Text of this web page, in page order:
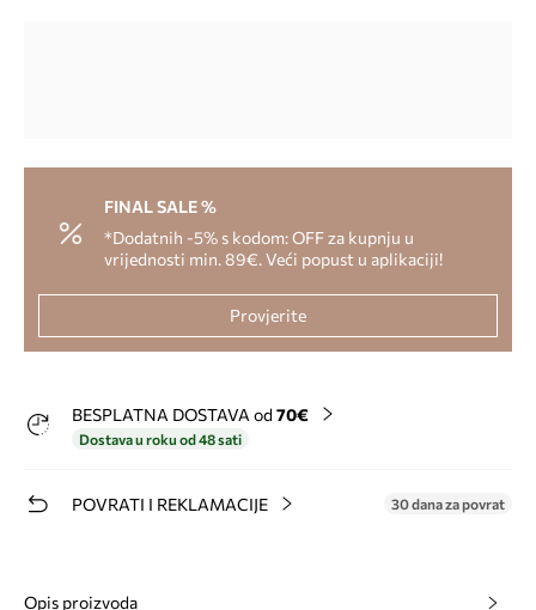
FINAL SALE %
*Dodatnih -5% s kodom: OFF za kupnju u
vrijednosti min. 89€. Veći popust u aplikaciji!
Provjerite
BESPLATNA DOSTAVA od 70€
Dostava u roku od 48 sati
POVRATI I REKLAMACIJE 30 dana za povrat
Opis proizvoda